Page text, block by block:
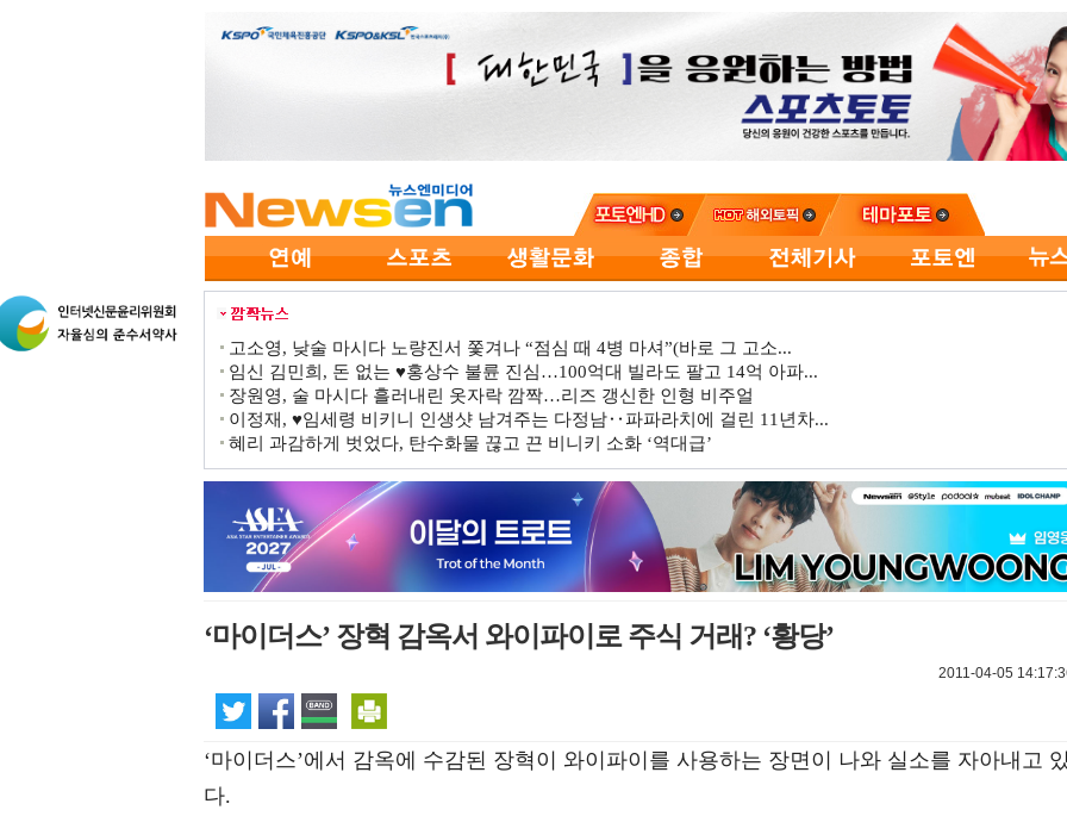
고소영, 낮술 마시다 노량진서 쫓겨나 “점심 때 4병 마셔”(바로 그 고소...
임신 김민희, 돈 없는 ♥홍상수 불륜 진심…100억대 빌라도 팔고 14억 아파...
장원영, 술 마시다 흘러내린 옷자락 깜짝…리즈 갱신한 인형 비주얼
이정재, ♥임세령 비키니 인생샷 남겨주는 다정남‥파파라치에 걸린 11년차...
혜리 과감하게 벗었다, 탄수화물 끊고 끈 비니키 소화 ‘역대급’
‘마이더스’ 장혁 감옥서 와이파이로 주식 거래? ‘황당’
2011-04-05
‘마이더스’에서 감옥에 수감된 장혁이 와이파이를 사용하는 장면이 나와 실소를 자아내고
다.